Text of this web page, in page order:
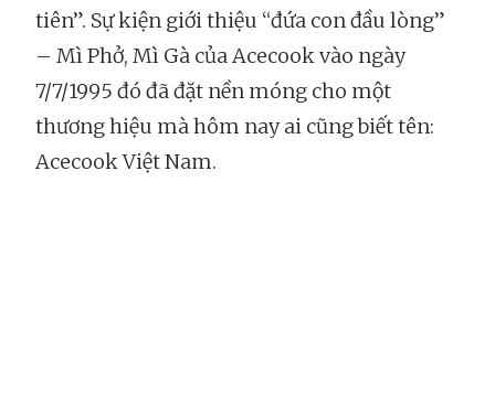
tiên”. Sự kiện giới thiệu “đứa con đầu lòng”
– Mì Phở, Mì Gà của Acecook vào ngày
7/7/1995 đó đã đặt nền móng cho một
thương hiệu mà hôm nay ai cũng biết tên:
Acecook Việt Nam.